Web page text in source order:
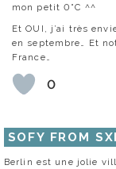
mon petit 0°C ^^
Et OUI, j’ai très
en septembre… Et
France…
0
SOFY FROM
Berlin est une jolie